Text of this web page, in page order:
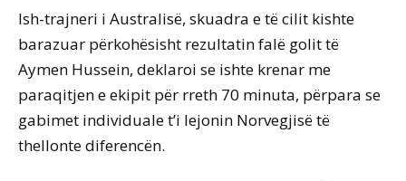
Ish-trajneri i Australisë, skuadra e të cilit kishte
barazuar përkohësisht rezultatin falë golit të
Aymen Hussein, deklaroi se ishte krenar me
paraqitjen e ekipit për rreth 70 minuta, përpara se
gabimet individuale t’i lejonin Norvegjisë të
thellonte diferencën.